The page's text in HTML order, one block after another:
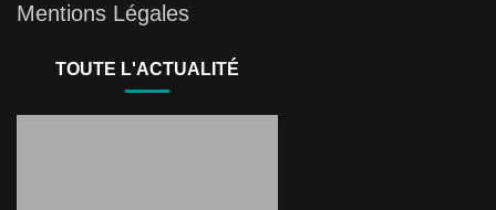
Mentions Légales
TOUTE L'ACTUALITÉ